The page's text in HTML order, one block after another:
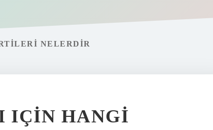
NELERDIR
IÇIN HANGI